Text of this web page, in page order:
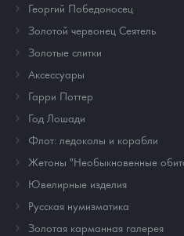
Георгий Победоносец
Золотой червонец Сеятель
Золотые слитки
Аксессуары
Гарри Поттер
Год Лошади
Флот: ледоколы и корабли
Жетоны "Необыкновенные
Ювелирные изделия
Русская нумизматика
Золотая карманная галерея